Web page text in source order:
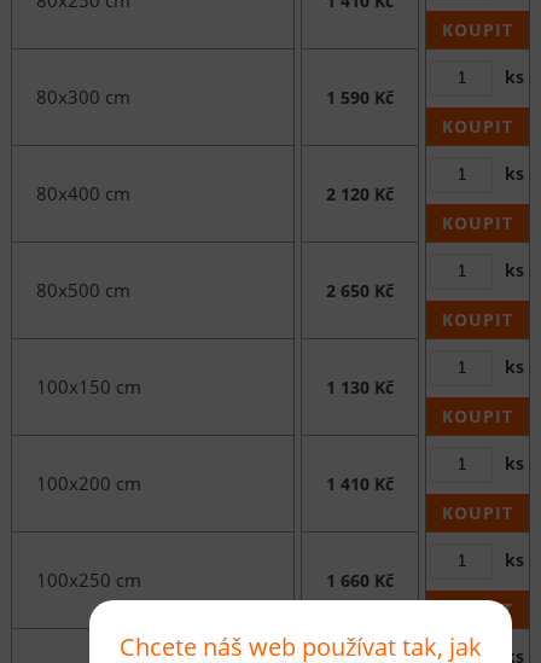
KOUPIT
80x300 cm 1 590 Kč
ks
KOUPIT
80x400 cm 2 120 Kč
ks
KOUPIT
80x500 cm 2 650 Kč
ks
KOUPIT
100x150 cm 1 130 Kč
ks
KOUPIT
100x200 cm 1 410 Kč
ks
KOUPIT
100x250 cm 1 660 Kč
ks
KOUPIT
ks
Chcete náš web používat tak, jak